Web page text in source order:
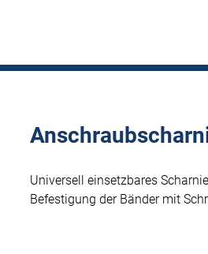
Universell einsetzbares
Befestigung der Bänder mit